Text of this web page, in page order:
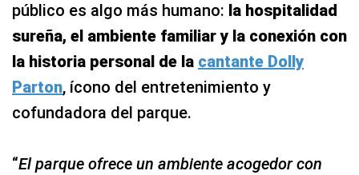
público es algo más humano: la hospitalidad
sureña, el ambiente familiar y la conexión con
la historia personal de la cantante Dolly
Parton, ícono del entretenimiento y
cofundadora del parque.
“El parque ofrece un ambiente acogedor con